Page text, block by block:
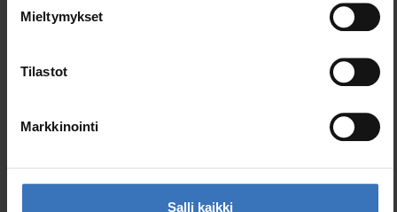
Mieltymykset
Tilastot
Markkinointi
Salli kaikki
Samankaltaiset tuotteet